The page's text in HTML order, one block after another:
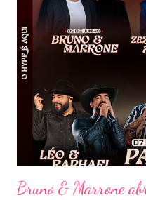
2018, o projeto Violada BeD
registrada da carreira da
imersivo, com horas de
do sertanejo com
Bruninho & Davi transitam
releituras de artistas como
Detonautas, cria...
Bruno & Marrone